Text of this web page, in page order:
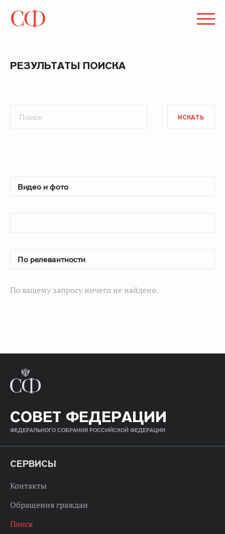
РЕЗУЛЬТАТЫ ПОИСКА
ИСКАТЬ
По вашему запросу ничего не найдено.
СОВЕТ ФЕДЕРАЦИИ
ФЕДЕРАЛЬНОГО СОБРАНИЯ РОССИЙСКОЙ ФЕДЕРАЦИИ
СЕРВИСЫ
Контакты
Обращения граждан
Поиск